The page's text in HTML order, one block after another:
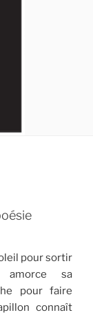
pour sortir
sa
pour faire
connaît